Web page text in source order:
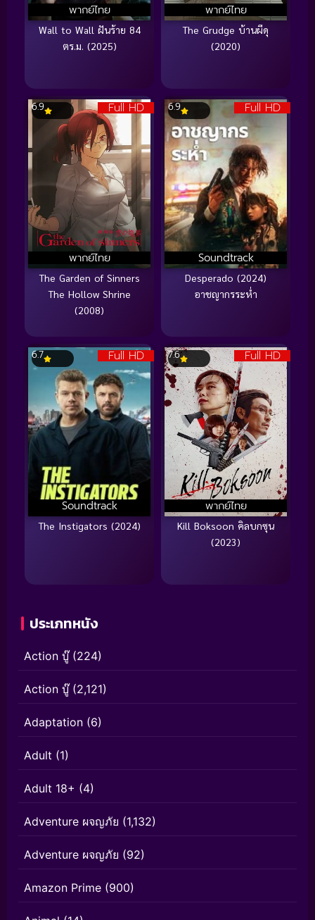
พากย์ไทย
Wall to Wall ฝันร้าย 84
ตร.ม. (2025)
พากย์ไทย
The Grudge บ้านผีดุ
(2020)
Full HD
พากย์ไทย
6.9
The Garden of Sinners
The Hollow Shrine
(2008)
Full HD
Soundtrack
6.9
Desperado (2024)
อาชญากรระห่ำ
Full HD
Soundtrack
6.7
The Instigators (2024)
Full HD
พากย์ไทย
7.6
Kill Boksoon คิลบกซุน
(2023)
ประเภทหนัง
Action บู๊(224)
Action บู๊(2,121)
Adaptation (6)
Adult (1)
Adult 18+ (4)
Adventure ผจญภัย (1,132)
Adventure ผจญภัย (92)
Amazon Prime (900)